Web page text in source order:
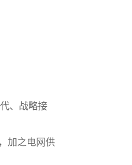
、战略接
加之电网供